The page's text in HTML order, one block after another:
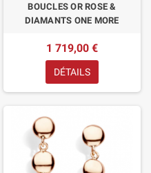
BOUCLES OR ROSE &
DIAMANTS ONE MORE
1 719,00 €
DÉTAILS